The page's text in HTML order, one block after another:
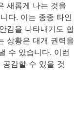
새롭게 나는 것을
다. 이는 종종 타인
감을 나타내기도 합
상황은 대개 권력을
수 있습니다. 이런
감할 수 있을 것